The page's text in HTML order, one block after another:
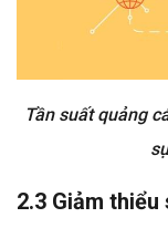
Tần suất quảng
2.3 Giảm thiểu